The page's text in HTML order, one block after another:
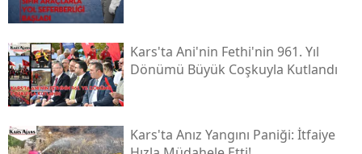
Manisa
Kars'ta Ani'nin Fethi'nin 961. Yıl
Dönümü Büyük Coşkuyla Kutlandı
Kars'ta Anız Yangını Paniği: İtfaiye